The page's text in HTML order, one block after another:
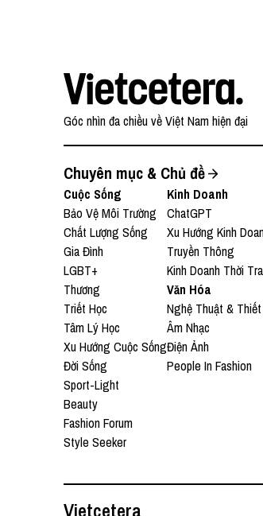
Góc nhìn đa chiều về Việt Nam hiện đại
Chuyên mục & Chủ đề
Cuộc Sống
Bảo Vệ Môi Trường
Chất Lượng Sống
Gia Đình
LGBT+
Thương
Triết Học
Tâm Lý Học
Xu Hướng Cuộc Sống
Đời Sống
Sport-Light
Beauty
Fashion Forum
Style Seeker
Kinh Doanh
ChatGPT
Xu Hướng Kinh
Truyền Thông
Kinh Doanh Thời
Văn Hóa
Nghệ Thuật &
Âm Nhạc
Điện Ảnh
People In Fashion
Vietcetera